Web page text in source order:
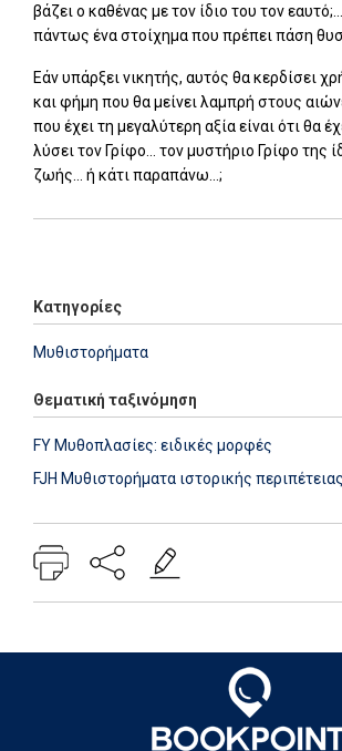
βάζει ο καθένας με τον ίδιο του τον
πάντως ένα στοίχημα που πρέπει πάση
Εάν υπάρξει νικητής, αυτός θα κερδίσει
και φήμη που θα μείνει λαμπρή στους
που έχει τη μεγαλύτερη αξία είναι ότι θα
λύσει τον Γρίφο... τον μυστήριο Γρίφο της
ζωής... ή κάτι παραπάνω...;
Κατηγορίες
Μυθιστορήματα
Θεματική ταξινόμηση
FY Μυθοπλασίες: ειδικές μορφές
FJH Μυθιστορήματα ιστορικής περιπέτειας